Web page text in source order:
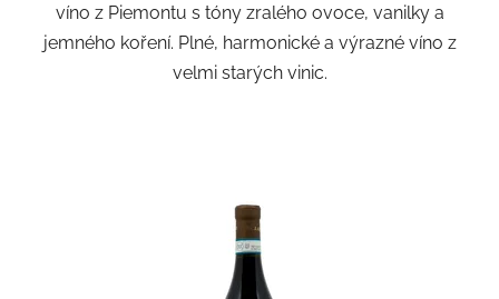
víno z Piemontu s tóny zralého ovoce, vanilky a
jemného koření. Plné, harmonické a výrazné víno z
velmi starých vinic.